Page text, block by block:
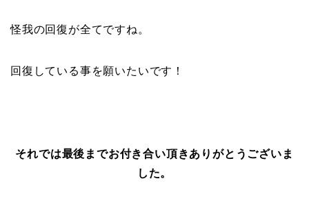
怪我の回復が全てですね。
回復している事を願いたいです！
それでは最後までお付き合い頂きありがとうございま
した。